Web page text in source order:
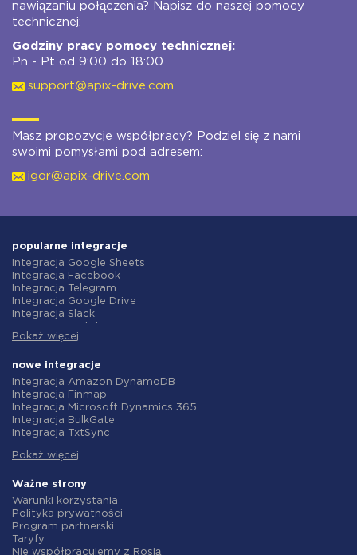
nawiązaniu połączenia? Napisz do naszej pomocy
technicznej:
Godziny pracy pomocy technicznej:
Pn - Pt od 9:00 do 18:00
support@apix-drive.com
Masz propozycje współpracy? Podziel się z nami
swoimi pomysłami pod adresem:
igor@apix-drive.com
popularne integracje
Integracja Google Sheets
Integracja Facebook
Integracja Telegram
Integracja Google Drive
Integracja Slack
Integracja Gmail
Integracja ClickUp
Integracja Airtable
Integracja Google Contacts
Integracja OpenAI (ChatGPT)
Integracja Instagram
Integracja ActiveCampaign
Integracja Salesforce CRM
Integracja Notion
Integracja AWeber
Integracja Asana
Integracja ZOHO CRM
Integracja Webhooks
Pokaż więcej
nowe integracje
Integracja Amazon DynamoDB
Integracja Finmap
Integracja Microsoft Dynamics 365
Integracja BulkGate
Integracja TxtSync
Integracja Corezoid
Integracja Instasent
Integracja AtomPark
Integracja TXTImpact
Integracja Campaign Monitor
Integracja CM.com
Integracja D7 Networks
Pokaż więcej
Ważne strony
Warunki korzystania
Polityka prywatności
Program partnerski
Taryfy
Nie współpracujemy z Rosją